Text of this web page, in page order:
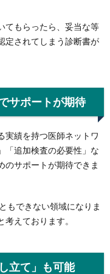
てもらったら、妥当な等
定されてしまう診断書が
サポートが期待
実績を持つ医師ネットワ
「追加検査の必要性」な
のサポートが期待できま
もできない領域になりま
えております。
立て」も可能